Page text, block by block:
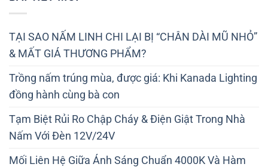
TẠI SAO NẤM LINH CHI LẠI BỊ “CHÂN DÀI MŨ NHỎ”
& MẤT GIÁ THƯƠNG PHẨM?
Trồng nấm trúng mùa, được giá: Khi Kanada Lighting
đồng hành cùng bà con
Tạm Biệt Rủi Ro Chập Cháy & Điện Giật Trong Nhà
Nấm Với Đèn 12V/24V
Mối Liên Hệ Giữa Ánh Sáng Chuẩn 4000K Và Hàm